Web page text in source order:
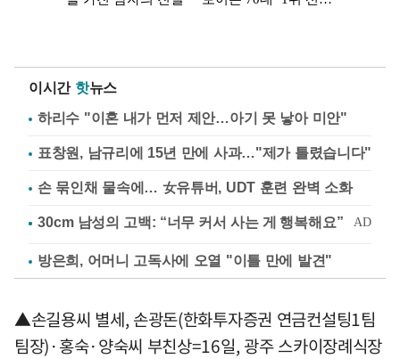
이시간 핫뉴스
하리수 "이혼 내가 먼저 제안…아기 못 낳아 미안"
표창원, 남규리에 15년 만에 사과…"제가 틀렸습니다"
손 묶인채 물속에… 女유튜버, UDT 훈련 완벽 소화
방은희, 어머니 고독사에 오열 "이틀 만에 발견"
▲손길용씨 별세, 손광돈(한화투자증권 연금컨설팅1팀
팀장)·홍숙·양숙씨 부친상=16일, 광주 스카이장례식장